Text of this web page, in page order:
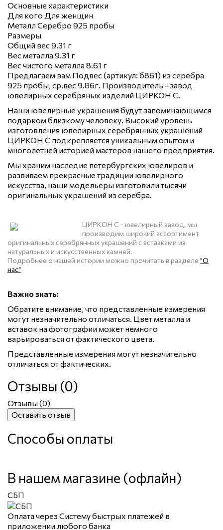
Основные характеристики
Для кого Для женщин
Металл Серебро 925 пробы
Размеры
Общий вес 9.31 г
Вес металла 9.31 г
Вес чистого металла 8.61 г
Предлагаем вам Подвес (артикул: б861) из серебра
925 пробы, ср.вес 9.86г. Производитель - завод
ювелирных серебряных изделий ЦИРКОН С.
Наши ювелирные украшения будут запоминающимся
подарком близкому человеку. Высокий уровень
изготовления ювелирных серебрянных украшений
ЦИРКОН С подкрепляется уникальным опытом и
многолетней историей мастеров нашего предприятия.
Мы храним наследие петербургских ювелиров и
развиваем прекрасные традиции ювелирного
искусства, наши модельеры изготовили тысячи
оригинальных украшений из серебра.
ЦИРКОН С - ювелирный завод, мы
производим широкий ассортимент
оригинальных серебрянных украшений с вставками из
натуральных и искусственных камней.
Подробнее о нашей истории можно прочитать в разделе "О
нас"
Важно знать:
Обратите внимание, что представленные измерения
могут незначительно отличаться. Цвет металла и
вставок на фотографии может немного
варьироваться от фактического цвета.
Представленные измерения могут незначительно
отличаться от фактических.
Отзывы (0)
Отзывы (0)
Оставить отзыв
Способы оплаты
В нашем магазине (офлайн)
СБП
Оплата через Систему быстрых платежей в
приложении любого банка